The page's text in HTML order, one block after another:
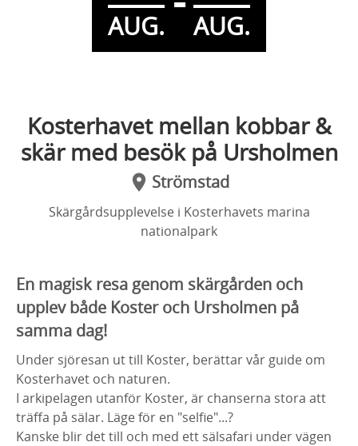
AUG. AUG.
Kosterhavet mellan kobbar &
skär med besök på Ursholmen
Strömstad
Skärgårdsupplevelse i Kosterhavets marina
nationalpark
En magisk resa genom skärgården och
upplev både Koster och Ursholmen på
samma dag!
Under sjöresan ut till Koster, berättar vår guide om
Kosterhavet och naturen.
I arkipelagen utanför Koster, är chanserna stora att
träffa på sälar. Läge för en "selfie"...?
Kanske blir det till och med ett sälsafari under vägen